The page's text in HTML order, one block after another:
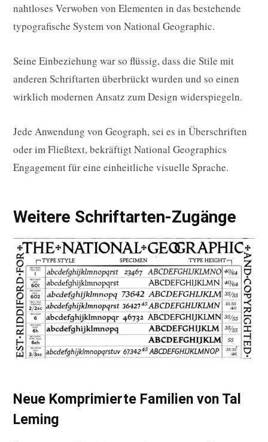
nahtloses Verwoben von Elementen in das bestehende
typografische System von National Geographic.
Seine Einbeziehung war so flüssig, dass die Stile mit
anderen Schriftarten überbrückt wurden und so einen
wirklich modernen Ansatz zum Design widerspiegeln.
Jede Anwendung von Geograph, sei es in Überschriften
oder im Fließtext, bekräftigt National Geographics
Engagement für eine einheitliche visuelle Sprache.
Weitere Schriftarten-Zugänge
Neue Komprimierte Familien von Tal
Leming